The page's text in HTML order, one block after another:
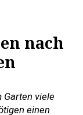
nach
Garten viele
einen